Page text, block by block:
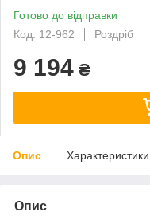
Готово до відправки
Код: 12-962
Роздріб
9 194 ₴
Опис Характеристики
Опис